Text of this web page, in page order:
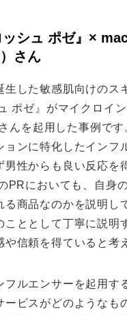
ッシュ ポゼ』×
さん
生した敏感肌向けのス
ポゼ』がマイクロイ
んを起用した事例で
ョンに特化したインフ
男性からも良い反応を
PRにおいても、自身
る商品なのかを説明し
こととして丁寧に説明
や信頼を得ていると考
フルエンサーを起用す
ービスがどのようなも